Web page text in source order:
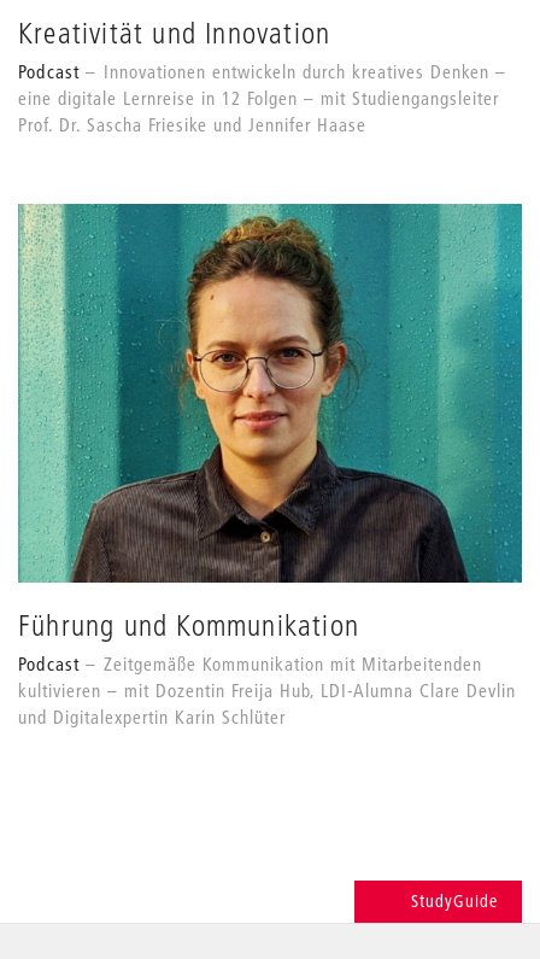
Kreativität und Innovation
Podcast
Innovationen entwickeln durch kreatives Denken –
eine digitale Lernreise in 12 Folgen – mit Studiengangsleiter
Prof. Dr. Sascha Friesike und Jennifer Haase
Führung und Kommunikation
Podcast
Zeitgemäße Kommunikation mit Mitarbeitenden
kultivieren – mit Dozentin Freija Hub, LDI-Alumna Clare Devlin
und Digitalexpertin Karin Schlüter
StudyGuide